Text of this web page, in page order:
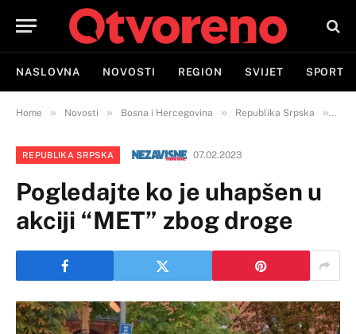
NASLOVNA NOVOSTI REGION SVIJET SPORT
Home » Novosti » Bosna i Hercegovina » Republika Srpska »
REPUBLIKA SRPSKA 07.02.2023
Pogledajte ko je uhapšen u
akciji “MET” zbog droge